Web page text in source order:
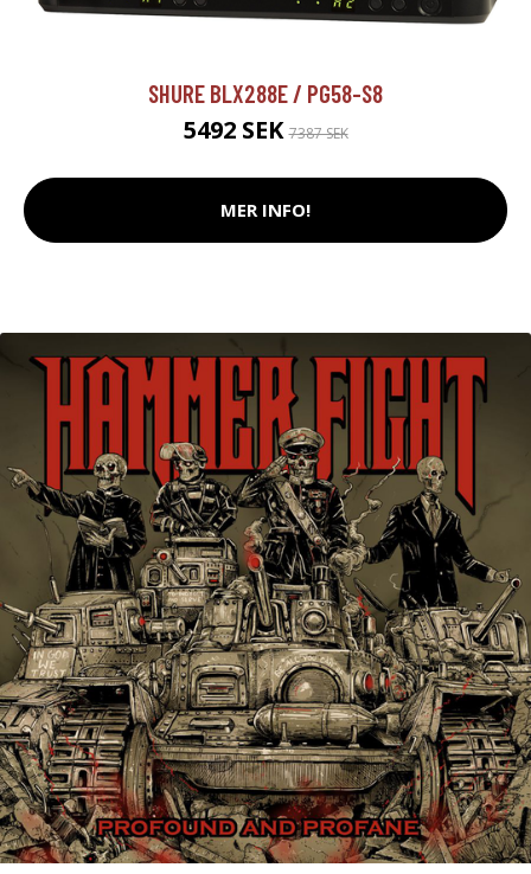
SHURE BLX288E / PG58-S8
5492 SEK7387 SEK
MER INFO!